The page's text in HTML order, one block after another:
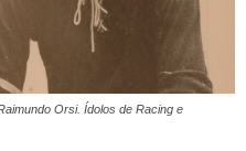
Orsi. Ídolos de Racing e